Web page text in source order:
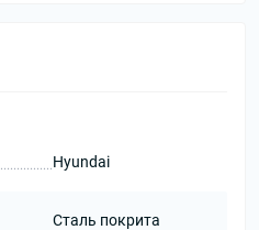
Hyundai
Сталь покрита